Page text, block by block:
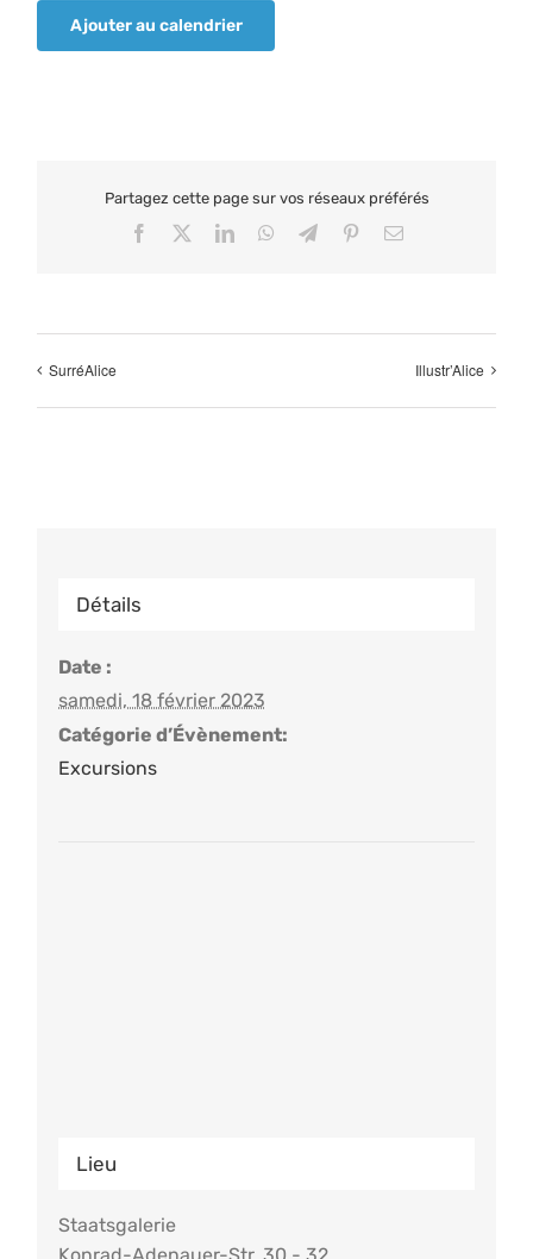
Ajouter au calendrier
Partagez cette page sur vos réseaux préférés
Facebook LinkedInWhatsApp
TelegramPinterestEmail
SurréAlice Illustr’Alice
Détails
Date :
samedi, 18 février 2023
Catégorie d’Évènement:
Excursions
Lieu
Staatsgalerie
Konrad-Adenauer-Str. 30 - 32